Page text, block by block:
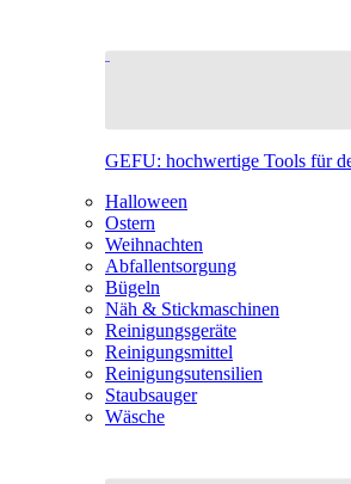
GEFU: hochwertige Tools für
Halloween
Ostern
Weihnachten
Abfallentsorgung
Bügeln
Näh & Stickmaschinen
Reinigungsgeräte
Reinigungsmittel
Reinigungsutensilien
Staubsauger
Wäsche